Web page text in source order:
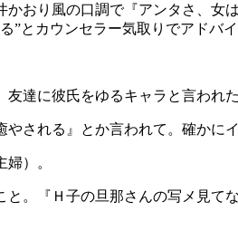
かおり風の口調で『アンタさ、
とカウンセラー気取りでアドバ
達に彼氏をゆるキャラと言われ
やされる』とか言われて。確か
）。
と。『Ｈ子の旦那さんの写メ見